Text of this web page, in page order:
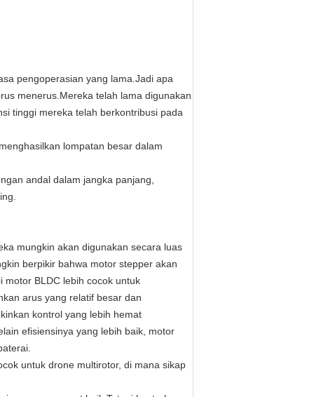
pengoperasian yang lama.Jadi apa
menerus.Mereka telah lama digunakan
tinggi mereka telah berkontribusi pada
lompatan besar dalam
andal dalam jangka panjang,
mungkin akan digunakan secara luas
berpikir bahwa motor stepper akan
motor BLDC lebih cocok untuk
arus yang relatif besar dan
kontrol yang lebih hemat
efisiensinya yang lebih baik, motor
untuk drone multirotor, di mana sikap